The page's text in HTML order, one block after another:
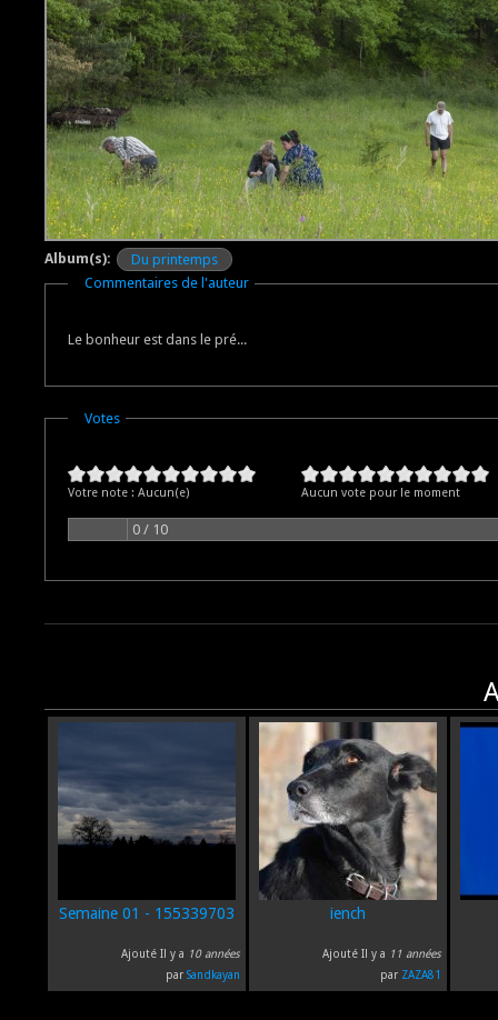
Album(s):
Du printemps
Masquer
Commentaires de l'auteur
Le bonheur est dans le pré...
Masquer
Votes
Votre note : Aucun(e) Aucun vote pour le moment
0 / 10
Semaine 01 - 155339703
Ajouté Il y a 10 années
par Sandkayan
iench
Ajouté Il y a 11 années
par ZAZA81